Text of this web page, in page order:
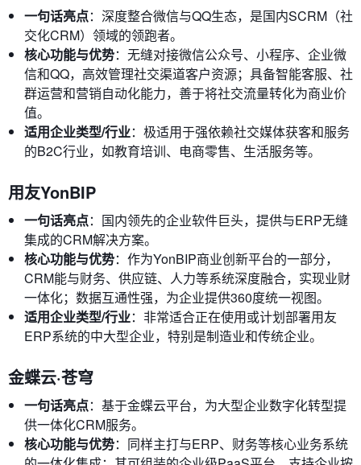
一句话亮点：深度整合微信与QQ生态，是国内SCRM（社
交化CRM）领域的领跑者。
核心功能与优势：无缝对接微信公众号、小程序、企业微
信和QQ，高效管理社交渠道客户资源；具备智能客服、社
群运营和营销自动化能力，善于将社交流量转化为商业价
值。
适用企业类型/行业：极适用于强依赖社交媒体获客和服务
的B2C行业，如教育培训、电商零售、生活服务等。
用友YonBIP
一句话亮点：国内领先的企业软件巨头，提供与ERP无缝
集成的CRM解决方案。
核心功能与优势：作为YonBIP商业创新平台的一部分，
CRM能与财务、供应链、人力等系统深度融合，实现业财
一体化；数据互通性强，为企业提供360度统一视图。
适用企业类型/行业：非常适合正在使用或计划部署用友
ERP系统的中大型企业，特别是制造业和传统企业。
金蝶云·苍穹
一句话亮点：基于金蝶云平台，为大型企业数字化转型提
供一体化CRM服务。
核心功能与优势：同样主打与ERP、财务等核心业务系统